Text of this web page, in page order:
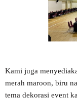
Kami juga
merah maroon, biru
tema dekorasi event